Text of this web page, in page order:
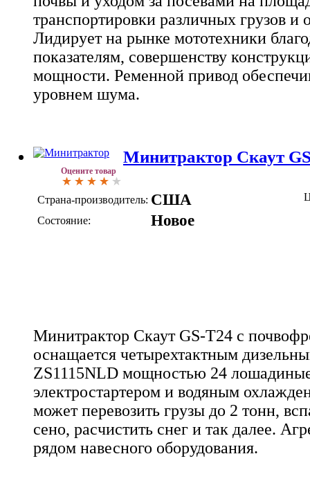
транспортировки различных грузов и
Лидирует на рынке мототехники
показателям, совершенству
мощности. Ременной привод
уровнем шума.
Оцените товар
Минитрактор Скаут
Страна-производитель: США
Состояние: Новое
Минитрактор Скаут GS-T24 с
оснащается четырехтактным
ZS1115NLD мощностью 24
электростартером и водяным
может перевозить грузы до 2 тонн,
сено, расчистить снег и так далее.
рядом навесного оборудования.